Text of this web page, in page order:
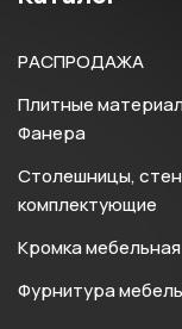
РАСПРОДАЖА
Плитные
Фанера
Столешницы,
комплектующие
Кромка мебельная
Фурнитура